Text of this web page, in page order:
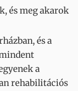
és meg akarok
és a
a
rehabilitációs